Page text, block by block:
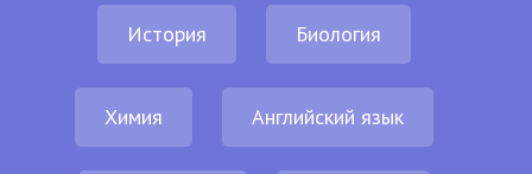
История Биология
Химия Английский язык